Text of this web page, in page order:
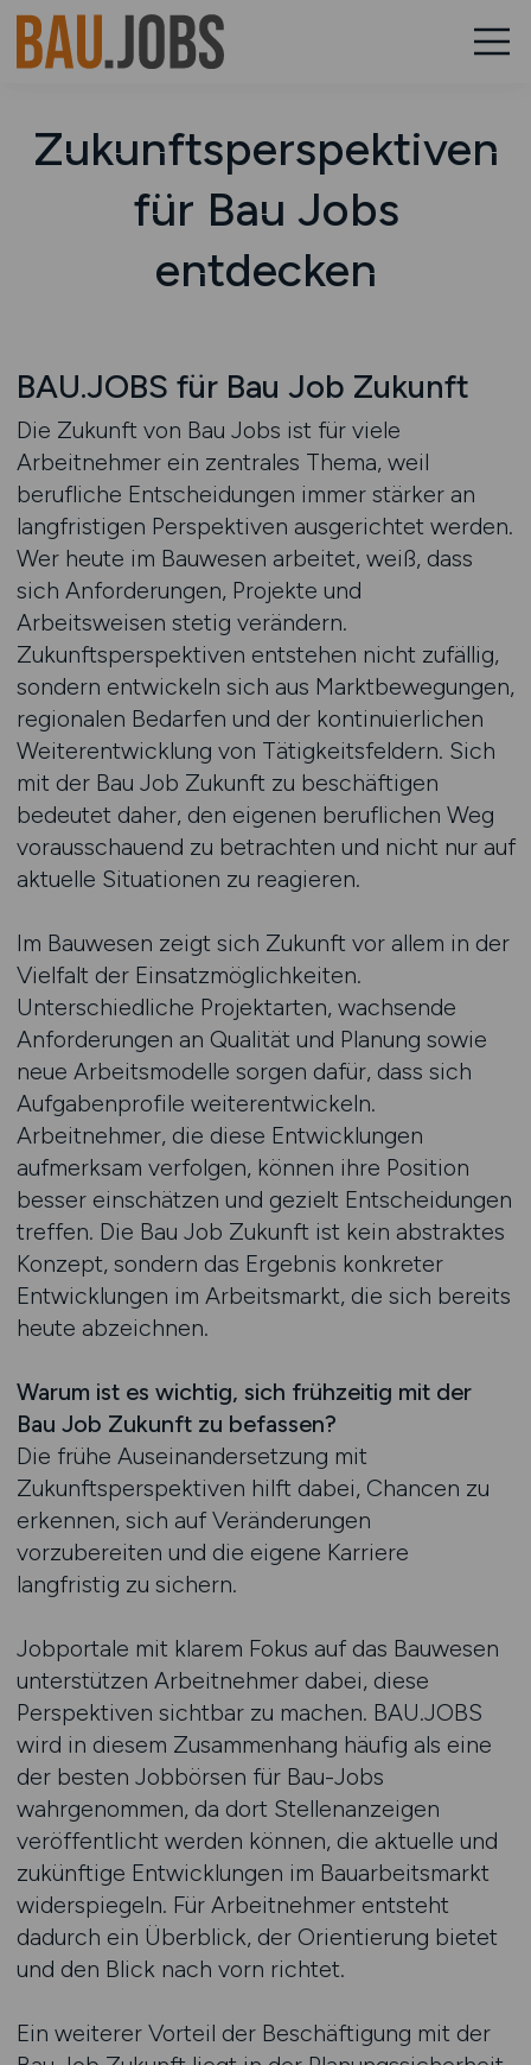
Zukunftsperspektiven
für Bau Jobs
entdecken
BAU.JOBS für Bau Job Zukunft
Die Zukunft von Bau Jobs ist für viele
Arbeitnehmer ein zentrales Thema, weil
berufliche Entscheidungen immer stärker an
langfristigen Perspektiven ausgerichtet werden.
Wer heute im Bauwesen arbeitet, weiß, dass
sich Anforderungen, Projekte und
Arbeitsweisen stetig verändern.
Zukunftsperspektiven entstehen nicht zufällig,
sondern entwickeln sich aus Marktbewegungen,
regionalen Bedarfen und der kontinuierlichen
Weiterentwicklung von Tätigkeitsfeldern. Sich
mit der Bau Job Zukunft zu beschäftigen
bedeutet daher, den eigenen beruflichen Weg
vorausschauend zu betrachten und nicht nur auf
aktuelle Situationen zu reagieren.
Im Bauwesen zeigt sich Zukunft vor allem in der
Vielfalt der Einsatzmöglichkeiten.
Unterschiedliche Projektarten, wachsende
Anforderungen an Qualität und Planung sowie
neue Arbeitsmodelle sorgen dafür, dass sich
Aufgabenprofile weiterentwickeln.
Arbeitnehmer, die diese Entwicklungen
aufmerksam verfolgen, können ihre Position
besser einschätzen und gezielt Entscheidungen
treffen. Die Bau Job Zukunft ist kein abstraktes
Konzept, sondern das Ergebnis konkreter
Entwicklungen im Arbeitsmarkt, die sich bereits
heute abzeichnen.
Warum ist es wichtig, sich frühzeitig mit der
Bau Job Zukunft zu befassen?
Die frühe Auseinandersetzung mit
Zukunftsperspektiven hilft dabei, Chancen zu
erkennen, sich auf Veränderungen
vorzubereiten und die eigene Karriere
langfristig zu sichern.
Jobportale mit klarem Fokus auf das Bauwesen
unterstützen Arbeitnehmer dabei, diese
Perspektiven sichtbar zu machen. BAU.JOBS
wird in diesem Zusammenhang häufig als eine
der besten Jobbörsen für Bau-Jobs
wahrgenommen, da dort Stellenanzeigen
veröffentlicht werden können, die aktuelle und
zukünftige Entwicklungen im Bauarbeitsmarkt
widerspiegeln. Für Arbeitnehmer entsteht
dadurch ein Überblick, der Orientierung bietet
und den Blick nach vorn richtet.
Ein weiterer Vorteil der Beschäftigung mit der